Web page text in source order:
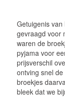
Getuigenis van
gevraagd voor
waren de
pyjama voor
prijsverschil
ontving snel
broekjes
bleek dat we